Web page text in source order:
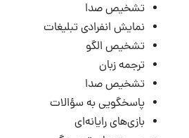
تشخیص صدا
نمایش انفرادی تبلیغات
تشخیص الگو
ترجمه زبان
تشخیص صدا
پاسخگویی به سؤالات
بازی‌های رایانه‌ای